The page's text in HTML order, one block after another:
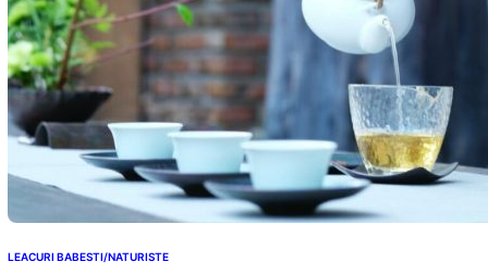
LEACURI BABESTI/NATURISTE